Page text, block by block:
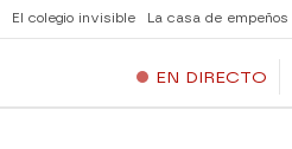
El colegio invisible La casa de empeños
EN DIRECTO